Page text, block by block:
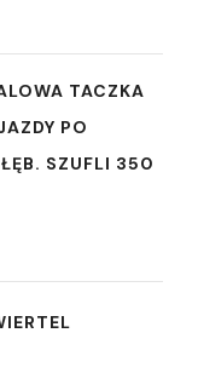
TACZKA
PO
SZUFLI 350